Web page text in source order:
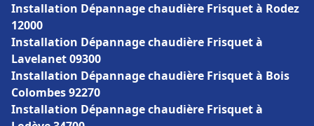
Installation Dépannage chaudière Frisquet à Rodez
12000
Installation Dépannage chaudière Frisquet à
Lavelanet 09300
Installation Dépannage chaudière Frisquet à Bois
Colombes 92270
Installation Dépannage chaudière Frisquet à